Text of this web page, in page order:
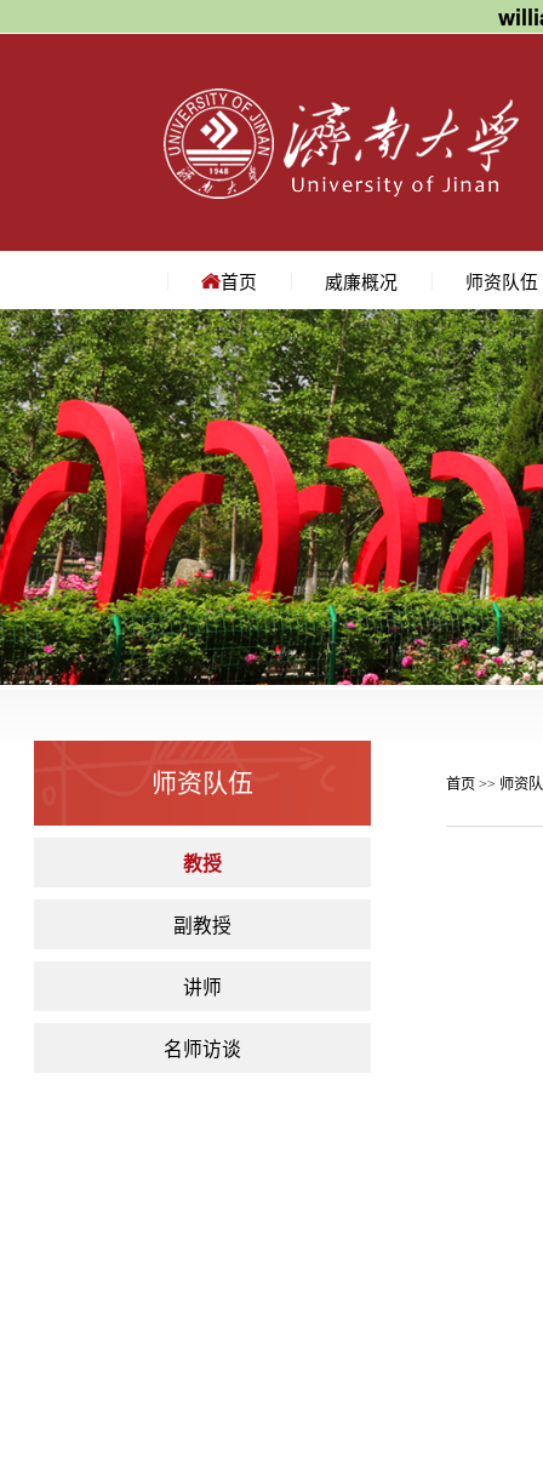
首页 威廉概况
学院简介
学院领导
机构设置
院长寄语
地理位置
师资队伍
教授
副教授
讲师
名师访谈
师资队伍
教授
副教授
讲师
名师访谈
首页>> 师资